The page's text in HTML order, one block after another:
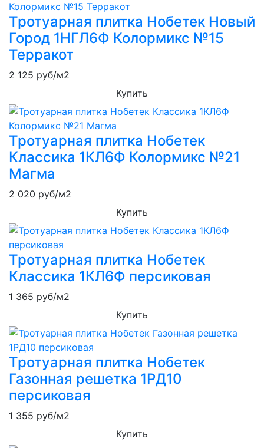
Тротуарная плитка Нобетек Новый
Город 1НГЛ6Ф Колормикс №15
Терракот
2 125 руб/м2
Купить
Тротуарная плитка Нобетек
Классика 1КЛ6Ф Колормикс №21
Магма
2 020 руб/м2
Купить
Тротуарная плитка Нобетек
Классика 1КЛ6Ф персиковая
1 365 руб/м2
Купить
Тротуарная плитка Нобетек
Газонная решетка 1РД10
персиковая
1 355 руб/м2
Купить